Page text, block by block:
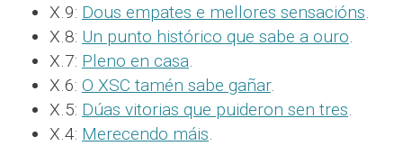
X.9: Dous empates e mellores sensacións.
X.8: Un punto histórico que sabe a ouro.
X.7: Pleno en casa.
X.6: O XSC tamén sabe gañar.
X.5: Dúas vitorias que puideron sen tres.
X.4: Merecendo máis.